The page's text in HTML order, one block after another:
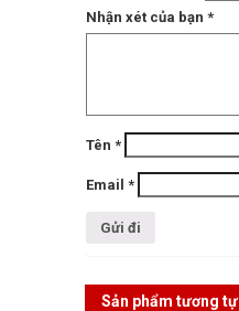
Nhận xét của bạn *
Tên *
Email *
Sản phẩm tương tự